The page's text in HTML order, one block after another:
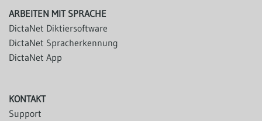
ARBEITEN MIT SPRACHE
DictaNet Diktiersoftware
DictaNet Spracherkennung
DictaNet App
KONTAKT
Support